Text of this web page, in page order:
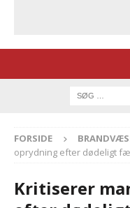
FORSIDE
oprydning efter dødeligt
Kritiserer